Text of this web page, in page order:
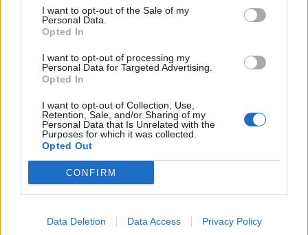
I want to opt-out of the Sale of my
Personal Data.
Opted In
I want to opt-out of processing my
Personal Data for Targeted Advertising.
Opted In
I want to opt-out of Collection, Use,
Retention, Sale, and/or Sharing of my
Personal Data that Is Unrelated with the
Purposes for which it was collected.
Opted Out
CONFIRM
Data Deletion Data Access Privacy Policy
Václav Dvořák k dubnovému
zastupitelstvu. Prodej školy, dotace